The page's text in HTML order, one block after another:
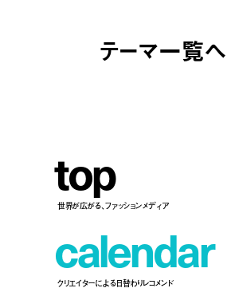
テーマ一覧へ
top
世界が広がる、ファッションメディア
calendar
クリエイターによる日替わりレコメンド